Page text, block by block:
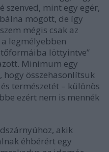
szenved, mint egy egér,
mögött, de így
mégis csak az
legmélyebben
löttyintve”
Minimum egy
összehasonlítsuk
természetét – különös
ezért nem is mennék
akik
éhbérért egy